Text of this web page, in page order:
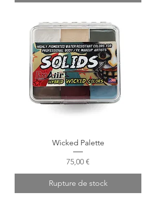
Wicked Palette
Prix
75,00 €
Rupture de stock